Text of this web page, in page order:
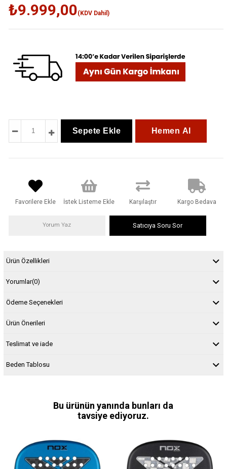
₺9.999,00(KDV Dahil)
Favorilere Ekle İstek Listeme Ekle Karşılaştır Kargo Bedava
Yorum Yaz Satıcıya Soru Sor
Ürün Özellikleri
Yorumlar(0)
Ödeme Seçenekleri
Ürün Önerileri
Teslimat ve iade
Beden Tablosu
Bu ürünün yanında bunları da
tavsiye ediyoruz.